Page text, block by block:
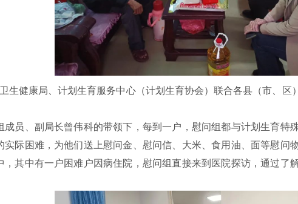
健康局、计划生育服务中心（计划生育协会）联合各县（市、区
、副局长曾伟科的带领下，每到一户，慰问组都与计划生育特
实际困难，为他们送上慰问金、慰问信、大米、食用油、面等慰问
，其中有一户困难户因病住院，慰问组直接来到医院探访，通过了